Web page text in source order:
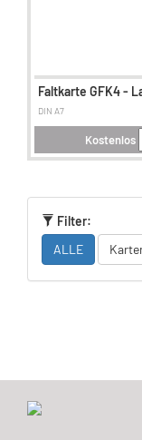
Faltkarte GFK4 -
DIN A7
Kostenlos
Filter:
ALLE